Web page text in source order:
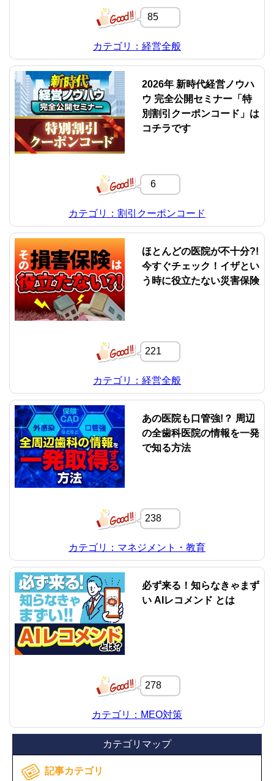
85
カテゴリ：経営全般
2026年 新時代経営ノウハ
ウ 完全公開セミナー「特
別割引クーポンコード」は
コチラです
6
カテゴリ：割引クーポンコード
ほとんどの医院が不十分?!
今すぐチェック！イザとい
う時に役立たない災害保険
221
カテゴリ：経営全般
あの医院も口管強!？ 周辺
の全歯科医院の情報を一発
で知る方法
238
カテゴリ：マネジメント・教育
必ず来る！知らなきゃまず
い AIレコメンド とは
278
カテゴリ：MEO対策
カテゴリマップ
記事カテゴリ